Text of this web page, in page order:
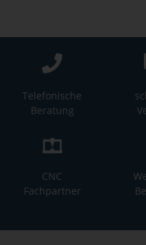
Telefonische
Beratung
CNC
Fachpartner